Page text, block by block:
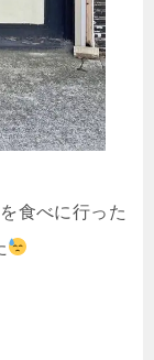
食べに行った